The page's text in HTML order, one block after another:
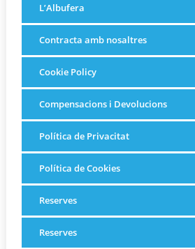
L’Albufera
Contracta amb nosaltres
Cookie Policy
Compensacions i Devolucions
Política de Privacitat
Política de Cookies
Reserves
Reserves